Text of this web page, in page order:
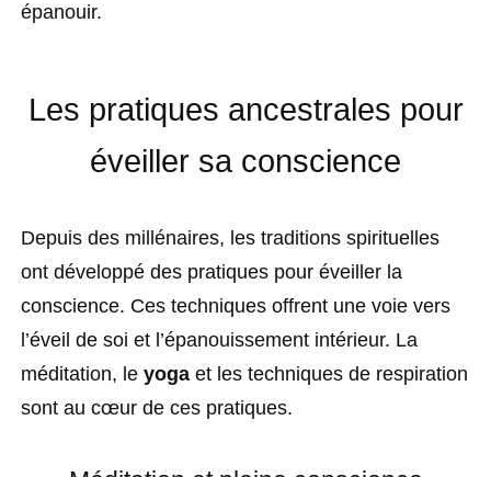
épanouir.
Les pratiques ancestrales pour
éveiller sa conscience
Depuis des millénaires, les traditions spirituelles
ont développé des pratiques pour éveiller la
conscience. Ces techniques offrent une voie vers
l’éveil de soi et l’épanouissement intérieur. La
méditation, le yoga et les techniques de respiration
sont au cœur de ces pratiques.